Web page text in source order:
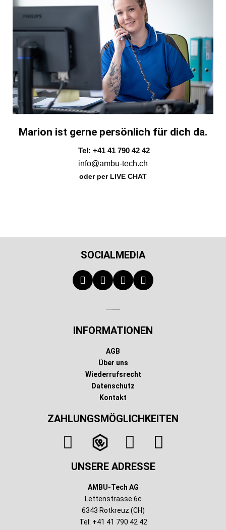
Marion ist gerne persönlich für dich da.
Tel: +41 41 790 42 42
info@ambu-tech.ch
oder per LIVE CHAT
SOCIALMEDIA
INFORMATIONEN
AGB
Über uns
Wiederrufsrecht
Datenschutz
Kontakt
ZAHLUNGSMÖGLICHKEITEN
UNSERE ADRESSE
AMBU-Tech AG
Lettenstrasse 6c
6343 Rotkreuz (CH)
Tel: +41 41 790 42 42